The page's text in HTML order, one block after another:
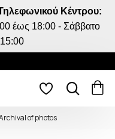
Κέντρου:
έως 18:00 - Σάββατο
of photos